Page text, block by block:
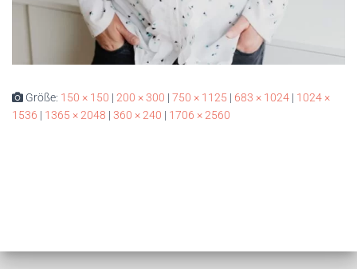
Größe: 150 × 150 | 200 × 300 | 750 × 1125 | 683 × 1024 | 1024 ×
1536 | 1365 × 2048 | 360 × 240 | 1706 × 2560